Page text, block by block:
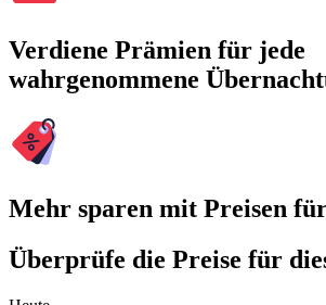
Verdiene Prämien für jede
wahrgenommene
Mehr sparen mit Preisen
Überprüfe die Preise für